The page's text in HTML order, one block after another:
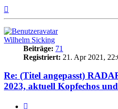
Wilhelm Sicking
Beiträge: 71
Registriert: 21. Apr 2021,
Re: (Titel angepasst)
2023, aktuell Kopfechos